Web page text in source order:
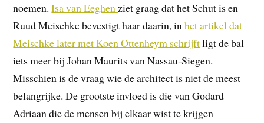
noemen.Isa van Eeghenziet graag dat het Schut is en
Ruud Meischke bevestigt haar daarin, inhet artikel dat
Meischke later met Koen Ottenheym schrijftligt de bal
iets meer bij Johan Maurits van Nassau-Siegen.
Misschien is de vraag wie de architect is niet de meest
belangrijke. De grootste invloed is die van Godard
Adriaan die de mensen bij elkaar wist te krijgen